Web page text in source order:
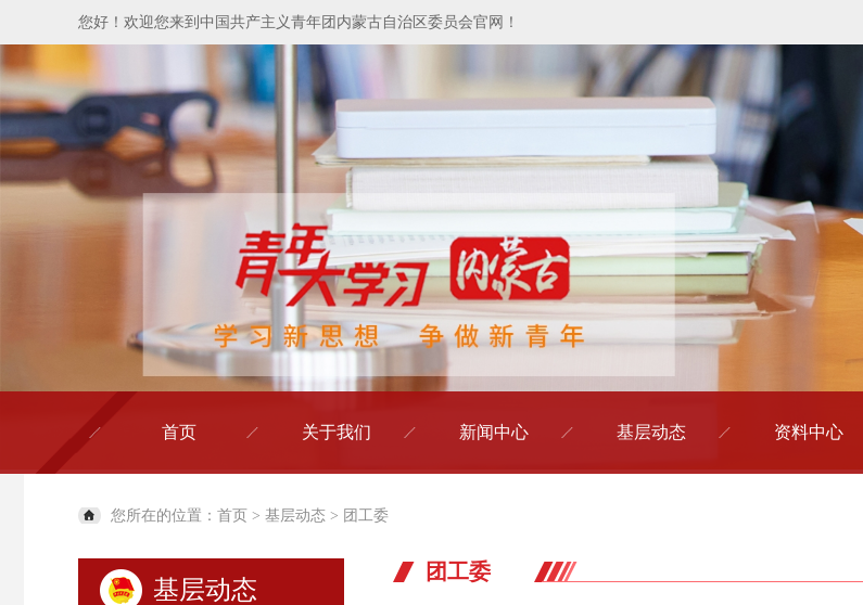
您好！欢迎您来到中国共产主义青年团内蒙古自治区委员会官网！
首页 关于我们 新闻中心 基层动态 资料中心
您所在的位置： 首页 > 基层动态 > 团工委
基层动态
团工委